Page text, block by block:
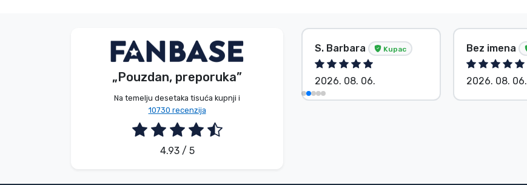
„Pouzdan, preporuka”
Na temelju desetaka tisuća kupnji i
10730 recenzija
4.93 / 5
V. Éva Kupac
2026. 08. 06.
S. Barbara Kupac
2026. 08. 06.
Bez imena
2026. 08. 06.